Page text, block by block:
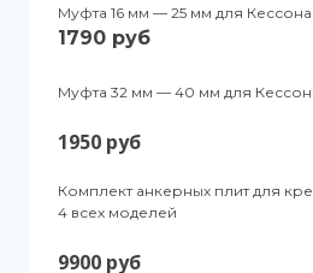
Муфта 16 мм — 25 мм для Кессона
1790 руб
Муфта 32 мм — 40 мм для
1950 руб
Комплект анкерных плит для
4 всех моделей
9900 руб